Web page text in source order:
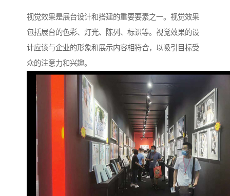
视觉效果是展台设计和搭建的重要要素之一。视觉效果
包括展台的色彩、灯光、陈列、标识等。视觉效果的设
计应该与企业的形象和展示内容相符合，以吸引目标受
众的注意力和兴趣。